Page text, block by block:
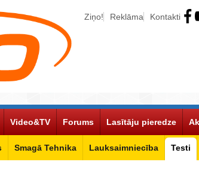
Ziņo! Reklāma Kontakti
Smagā Tehnika Lauksaimniecība Testi
Video&TV Forums Lasītāju pieredze